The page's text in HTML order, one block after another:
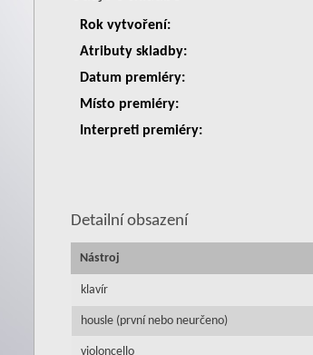
Rok vytvoření:
Atributy skladby:
Datum premiéry:
Místo premiéry:
Interpreti premiéry:
Detailní obsazení
Nástroj
klavír
housle (první nebo neurčeno)
violoncello